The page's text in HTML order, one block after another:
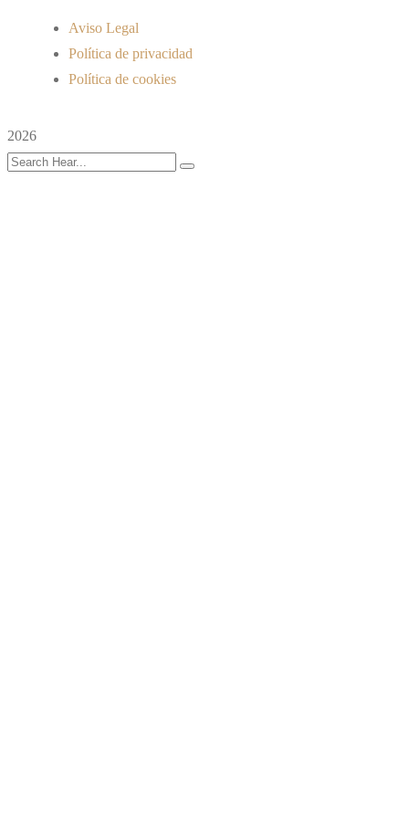
Aviso Legal
Política de privacidad
Política de cookies
2026